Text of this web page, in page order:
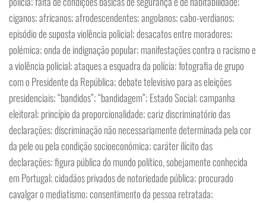
ciganos; africanos; afrodescendentes; angolanos; cabo-verdianos;
episódio de suposta violência policial; desacatos entre moradores;
polémica; onda de indignação popular; manifestações contra o racismo e
a violência policial; ataques a esquadra da polícia; fotografia de grupo
com o Presidente da República; debate televisivo para as eleições
presidenciais; “bandidos”; “bandidagem”; Estado Social; campanha
eleitoral; princípio da proporcionalidade; cariz discriminatório das
declarações; discriminação não necessariamente determinada pela cor
da pele ou pela condição socioeconómica; caráter ilícito das
declarações; figura pública do mundo político, sobejamente conhecida
em Portugal; cidadãos privados de notoriedade pública; procurado
cavalgar o mediatismo; consentimento da pessoa retratada;